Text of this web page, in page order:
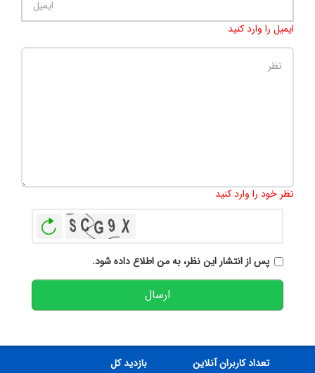
ایمیل را وارد کنید
نظر خود را وارد کنید
پس از انتشار این نظر، به من اطلاع داده شود.
ارسال
تعداد کاربران آنلاین بازدید کل